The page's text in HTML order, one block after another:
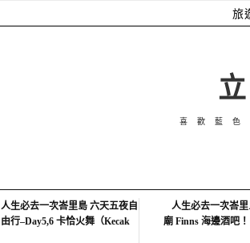
旅
喜歡藍
人生必去一次峇里島 六天五夜自
由行–Day5,6 卡恰火舞（Kecak
人生必去一次峇
廟 Finns 海邊酒吧！